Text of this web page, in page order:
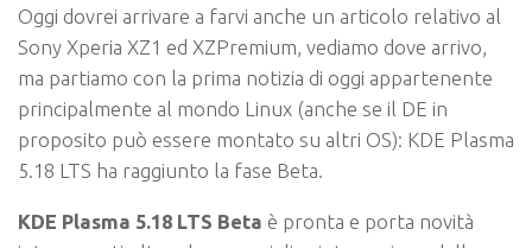
Oggi dovrei arrivare a farvi anche un articolo relativo al
Sony Xperia XZ1 ed XZPremium, vediamo dove arrivo,
ma partiamo con la prima notizia di oggi appartenente
principalmente al mondo Linux (anche se il DE in
proposito può essere montato su altri OS): KDE Plasma
5.18 LTS ha raggiunto la fase Beta.
KDE Plasma 5.18 LTS Beta è pronta e porta novità